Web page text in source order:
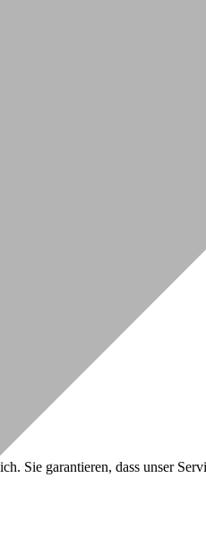
Sie garantieren, dass unser